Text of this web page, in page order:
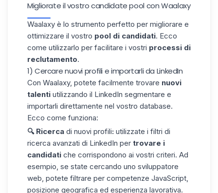
Migliorate il vostro candidate pool con Waalaxy
Waalaxy è lo strumento perfetto per migliorare e
ottimizzare il vostro pool di candidati. Ecco
come utilizzarlo per facilitare i vostri processi di
reclutamento.
1) Cercare nuovi profili e importarli da LinkedIn
Con Waalaxy, potete facilmente trovare nuovi
talenti utilizzando il LinkedIn segmentare e
importarli direttamente nel vostro database.
Ecco come funziona:
🔍 Ricerca di nuovi profili: utilizzate i filtri di
ricerca avanzati di LinkedIn per trovare i
candidati che corrispondono ai vostri criteri. Ad
esempio, se state cercando uno sviluppatore
web, potete filtrare per competenze JavaScript,
posizione geografica ed esperienza lavorativa.